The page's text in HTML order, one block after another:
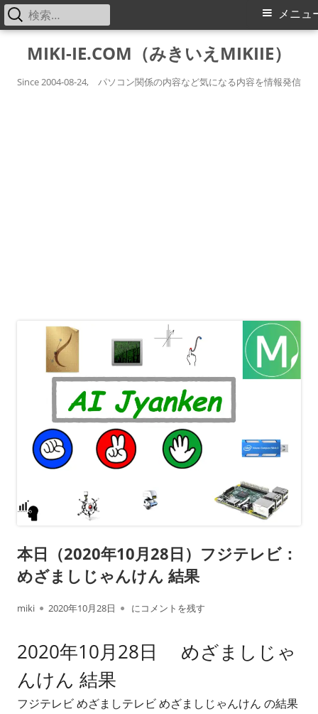
MIKI-IE.COM（みきいえMIKIIE）
Since 2004-08-24, パソコン関係の内容など気になる内容を情報発信
メ
メニュ
検
索:
本日（2020年10月28日）フジテレビ：
めざましじゃんけん 結果
作
者
miki
公
日
2020年10月28日 本日（2020年10月28日）フジテレビ： めざ
にコメントを残す
2020年10月28日 めざましじゃ
んけん 結果
フジテレビ めざましテレビ めざましじゃんけん の結果